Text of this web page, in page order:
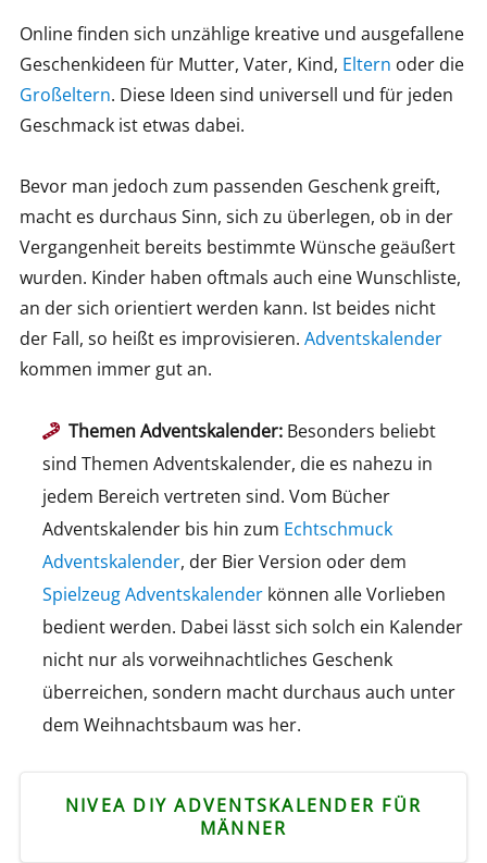
Online finden sich unzählige kreative und ausgefallene
Geschenkideen für Mutter, Vater, Kind, Eltern oder die
Großeltern. Diese Ideen sind universell und für jeden
Geschmack ist etwas dabei.
Bevor man jedoch zum passenden Geschenk greift,
macht es durchaus Sinn, sich zu überlegen, ob in der
Vergangenheit bereits bestimmte Wünsche geäußert
wurden. Kinder haben oftmals auch eine Wunschliste,
an der sich orientiert werden kann. Ist beides nicht
der Fall, so heißt es improvisieren. Adventskalender
kommen immer gut an.
Themen Adventskalender:Besonders beliebt
sind Themen Adventskalender, die es nahezu in
jedem Bereich vertreten sind. Vom Bücher
Adventskalender bis hin zum Echtschmuck
Adventskalender, der Bier Version oder dem
Spielzeug Adventskalenderkönnen alle Vorlieben
bedient werden. Dabei lässt sich solch ein Kalender
nicht nur als vorweihnachtliches Geschenk
überreichen, sondern macht durchaus auch unter
dem Weihnachtsbaum was her.
NIVEA DIY ADVENTSKALENDER FÜR
MÄNNER